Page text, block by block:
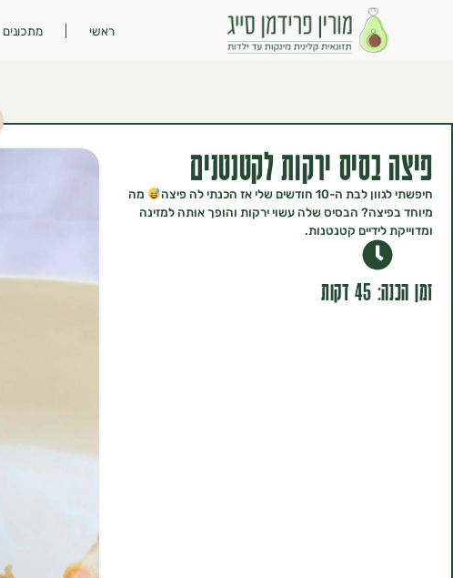
ראשי מתכונים
פיצה בסיס ירקות לקטנטנים
חיפשתי לגוון לבת ה-10 חודשים שלי אז הכנתי לה פיצה
מה
מיוחד בפיצה? הבסיס שלה עשוי ירקות והופך אותה למזינה
ומדוייקת לידיים קטנטנות.
זמן הכנה: 45 דקות